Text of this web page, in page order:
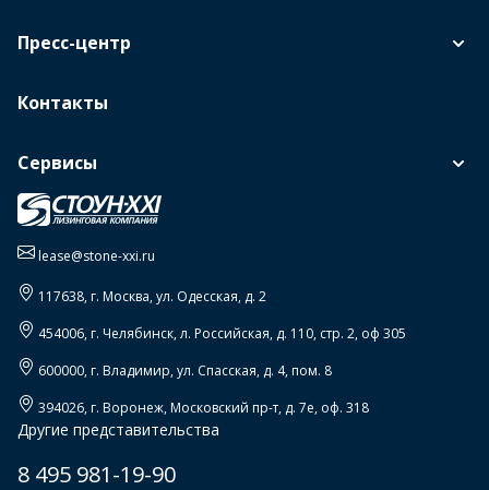
Пресс-центр
Контакты
Сервисы
lease@stone-xxi.ru
117638, г. Москва,ул. Одесская, д. 2
454006, г. Челябинск,л. Российская, д. 110, стр. 2, оф 305
600000, г. Владимир,ул. Спасская, д. 4, пом. 8
394026, г. Воронеж,Московский пр-т, д. 7е, оф. 318
Другие представительства
8 495 981-19-90